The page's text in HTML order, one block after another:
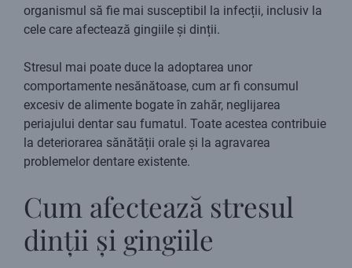
organismul să fie mai susceptibil la infecții, inclusiv la
cele care afectează gingiile și dinții.
Stresul mai poate duce la adoptarea unor
comportamente nesănătoase, cum ar fi consumul
excesiv de alimente bogate în zahăr, neglijarea
periajului dentar sau fumatul. Toate acestea contribuie
la deteriorarea sănătății orale și la agravarea
problemelor dentare existente.
Cum afectează stresul
dinții și gingiile